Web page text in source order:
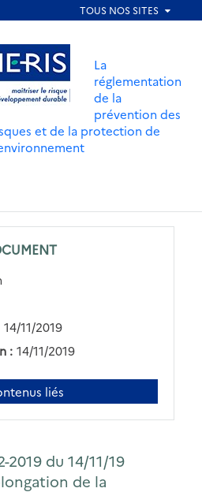
Aller au menu
La
réglementation
de la
prévention des
et de la protection de
14/11/2019
: 14/11/2019
liés
du 14/11/19
de la